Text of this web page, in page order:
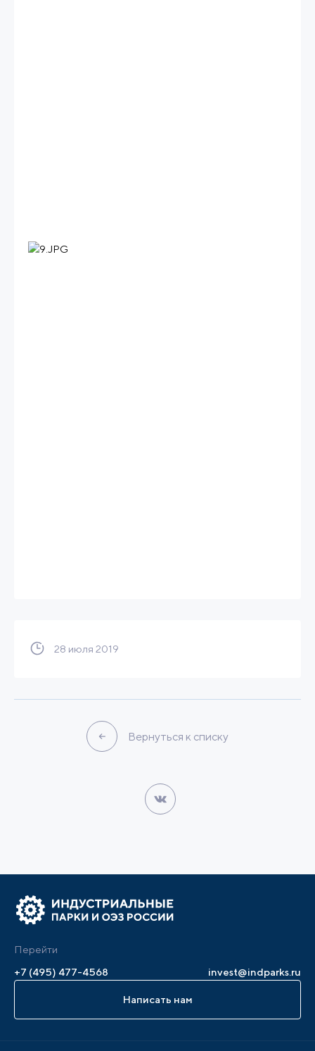
28 июля 2019
Вернуться к списку
Перейти
+7 (495) 477-4568
invest@indparks.ru
Написать нам